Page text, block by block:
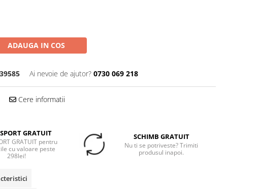
ADAUGA IN COS
Ai nevoie de ajutor? 0730 069 218
Cere informatii
GRATUIT
GRATUIT pentru
cu valoare peste
298lei!
SCHIMB GRATUIT
Nu ti se potriveste? Trimiti
produsul inapoi.